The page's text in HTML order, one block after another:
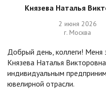
Князева Наталья
2 июня 2026
г. Москва
Добрый день, коллеги! Меня
Князева Наталья
индивидуальным
ювелирной отрасли.